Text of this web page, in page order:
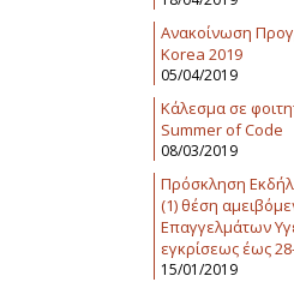
Ανακοίνωση
Korea 2019
05/04/2019
Κάλεσμα σε
Summer of Code
08/03/2019
Πρόσκληση
(1) θέση
Επαγγελμάτων
εγκρίσεως έως
15/01/2019